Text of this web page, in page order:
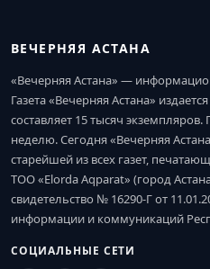
ВЕЧЕРНЯЯ АСТАНА
«Вечерняя Астана» —
Газета «Вечерняя Астана»
составляет 15 тысяч
неделю. Сегодня «Вечерняя
старейшей из всех газет,
ТОО «Elorda Aqparat» (город
свидетельство № 16290-Г от
информации и коммуникаций
СОЦИАЛЬНЫЕ СЕТИ